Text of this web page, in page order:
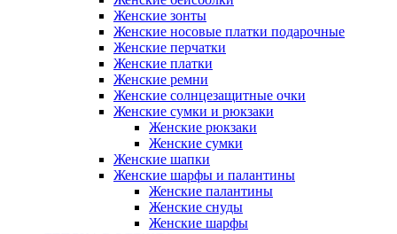
Женские зонты
Женские носовые платки подарочные
Женские перчатки
Женские платки
Женские ремни
Женские солнцезащитные очки
Женские сумки и рюкзаки
Женские рюкзаки
Женские сумки
Женские шапки
Женские шарфы и палантины
Женские палантины
Женские снуды
Женские шарфы